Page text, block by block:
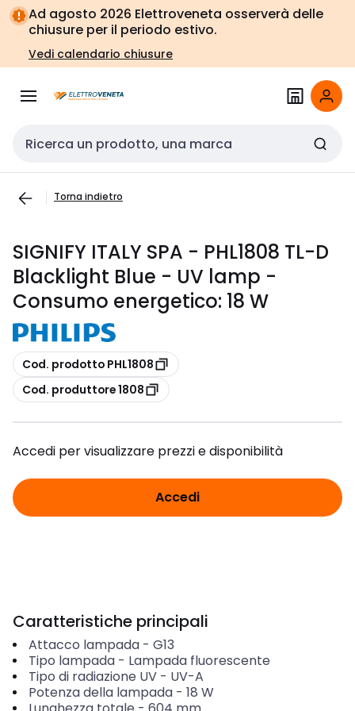
Vai alla
navigazione
Vai
alla
pagina
Ad agosto 2026 Elettroveneta osserverà delle
chiusure per il periodo estivo.
Vedi calendario chiusure
Cerca input
Torna indietro
SIGNIFY ITALY SPA - PHL1808 TL-D
Blacklight Blue - UV lamp -
Consumo energetico: 18 W
copia
Cod. prodotto PHL1808
copia
Cod. produttore 1808
Accedi per visualizzare prezzi e disponibilità
Accedi
Caratteristiche principali
Attacco lampada- G13
Tipo lampada- Lampada fluorescente
Tipo di radiazione UV- UV-A
Potenza della lampada- 18 W